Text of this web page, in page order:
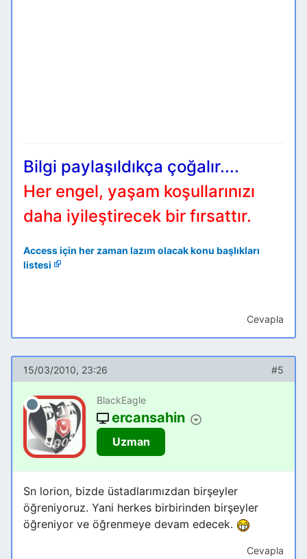
Bilgi paylaşıldıkça çoğalır....
Her engel, yaşam koşullarınızı
daha iyileştirecek bir fırsattır.
Access için her zaman lazım olacak konu başlıkları
listesi
Cevapla
15/03/2010, 23:26 #5
BlackEagle
ercansahin
Uzman
Sn lorion, bizde üstadlarımızdan birşeyler
öğreniyoruz. Yani herkes birbirinden birşeyler
öğreniyor ve öğrenmeye devam edecek.
Cevapla